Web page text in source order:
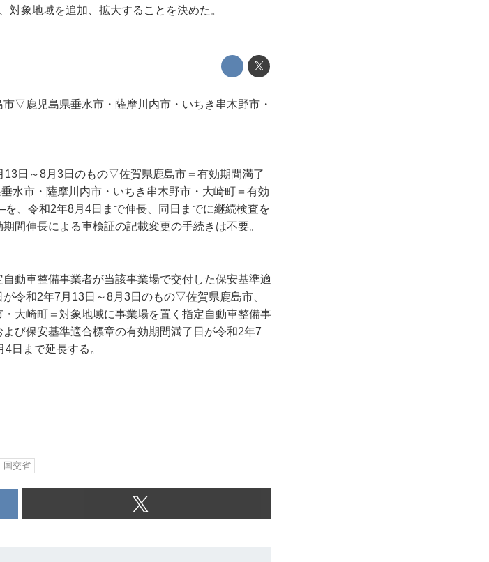
象地域を追加、拡大することを決めた。
▽鹿児島県垂水市・薩摩川内市・いちき串木野市・
日～8月3日のもの▽佐賀県鹿島市＝有効期間満了
水市・薩摩川内市・いちき串木野市・大崎町＝有効
、令和2年8月4日まで伸長、同日までに継続検査を
間伸長による車検証の記載変更の手続きは不要。
動車整備事業者が当該事業場で交付した保安基準適
令和2年7月13日～8月3日のもの▽佐賀県鹿島市、
大崎町＝対象地域に事業場を置く指定自動車整備事
び保安基準適合標章の有効期間満了日が令和2年7
日まで延長する。
国交省